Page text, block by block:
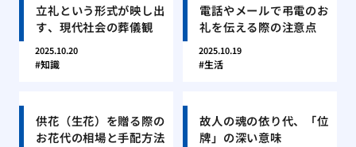
立礼という形式が映し出
す、現代社会の葬儀観
2025.10.20
知識
電話やメールで弔電のお
礼を伝える際の注意点
2025.10.19
生活
供花（生花）を贈る際の
お花代の相場と手配方法
故人の魂の依り代、「位
牌」の深い意味